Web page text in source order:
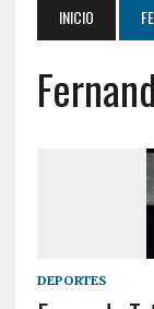
INICIO
DEPORTES